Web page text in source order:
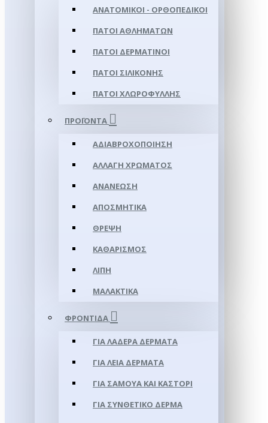
ΑΝΑΤΟΜΙΚΟΊ - ΟΡΘΟΠΕΔΙΚΟΊ
ΠΆΤΟΙ ΑΘΛΗΜΆΤΩΝ
ΠΆΤΟΙ ΔΕΡΜΆΤΙΝΟΙ
ΠΆΤΟΙ ΣΙΛΙΚΌΝΗΣ
ΠΆΤΟΙ ΧΛΩΡΟΦΎΛΛΗΣ
ΠΡΟΪΌΝΤΑ
ΑΔΙΑΒΡΟΧΟΠΟΊΗΣΗ
ΑΛΛΑΓΉ ΧΡΏΜΑΤΟΣ
ΑΝΑΝΈΩΣΗ
ΑΠΟΣΜΗΤΙΚΆ
ΘΡΈΨΗ
ΚΑΘΑΡΙΣΜΌΣ
ΛΊΠΗ
ΜΑΛΑΚΤΙΚΆ
ΦΡΟΝΤΊΔΑ
ΓΙΑ ΛΑΔΕΡΆ ΔΈΡΜΑΤΑ
ΓΙΑ ΛΕΊΑ ΔΈΡΜΑΤΑ
ΓΙΑ ΣΑΜΟΥΑ ΚΑΙ ΚΑΣΤΌΡΙ
ΓΙΑ ΣΥΝΘΕΤΙΚΌ ΔΈΡΜΑ